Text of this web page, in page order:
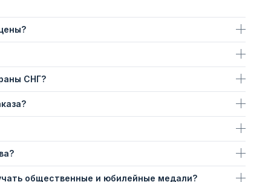
СНГ?
общественные и юбилейные медали?